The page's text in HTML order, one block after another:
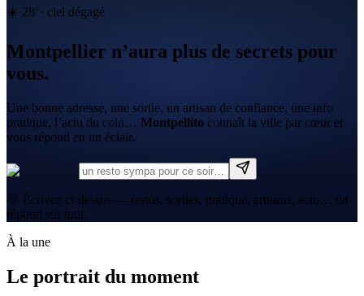
☀️ 28°· ciel dégagé
Montpellier n’aura plus de secrets pour
vous.
Une bonne adresse, une sortie, un artisan de confiance, une info
pratique, l’actu du coin… Montpellito connaît la ville par cœur et
vous répond en un éclair.
💬 Écrivez ci-dessus — restos, sorties, pratique, artisans, actu… on
répond sur tout.
À la une
Le portrait du moment